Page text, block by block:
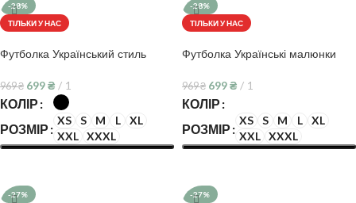
-28%
ТІЛЬКИ У НАС
Футболка Український стиль
969₴ 699₴ 1
КОЛІР
РОЗМІР
XS S M L
XL
XXL XXXL
-28%
ТІЛЬКИ У НАС
Футболка Українські малюнки
969₴ 699₴ 1
КОЛІР
РОЗМІР
XS S M L
XL
XXL XXXL
-27%
-27%